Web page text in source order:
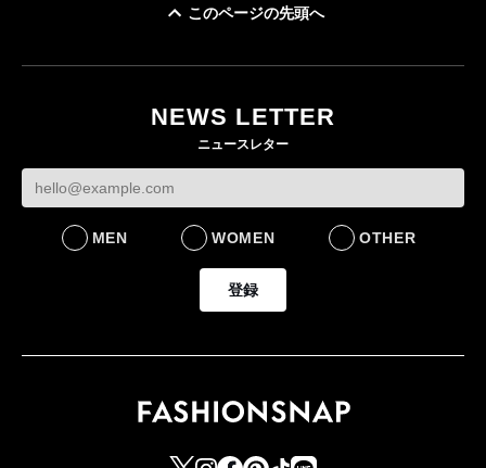
ケットなど7型を発売
FASHION
FASHION
BUSINESS
このページの先頭へ
NEWS LETTER
ニュースレター
MEN WOMEN OTHER
登録